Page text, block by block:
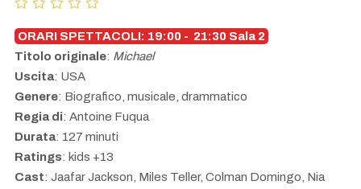
ORARI SPETTACOLI: 19:00 - 21:30 Sala 2
Titolo originale: Michael
Uscita: USA
Genere: Biografico, musicale, drammatico
Regia di: Antoine Fuqua
Durata: 127 minuti
Ratings: kids +13
Cast: Jaafar Jackson, Miles Teller, Colman Domingo, Nia